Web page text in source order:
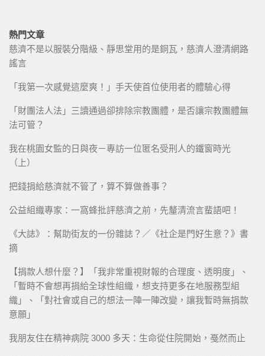
熱門文章
慈濟不是以服裝分階級、靜思堂用的是銅瓦，慈濟人澄清網路
謠言
「我第一次感覺這麼爽！」手天使首位使用者的體驗心得
「財團法人法」三讀通過卻排除宗教團體，是否讓宗教團體無
法可管？
我在桃園女監的日與夜－專訪一位匿名受刑人的鐵窗時光
（上）
把錢捐給慈濟就不管了，算不算做善事？
公益組織專家：一窩蜂批評慈濟之前，先釐清流言蜚語吧！
《大誌》：幫助街友的一份雜誌？／《社企是門好生意？》書
摘
【捐款人想什麼？】「我非常重視財報的合理度、透明度」、
「暫時不會想再捐給全球性組織，想支持更多在地服務型組
織」、「對社會或自己的想法一陣一陣改變，讓我暫時無捐款
意願」
我朋友住在精神病院 3000 多天：生命從住院開始，戞然而止